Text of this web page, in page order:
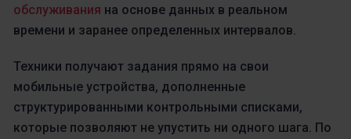
обслуживания на основе данных в реальном
времени и заранее определенных интервалов.
Техники получают задания прямо на свои
мобильные устройства, дополненные
структурированными контрольными списками,
которые позволяют не упустить ни одного шага. По